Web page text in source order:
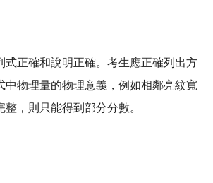
式正確和說明正確。考生應正確列出方
中物理量的物理意義，例如相鄰亮紋寬
，則只能得到部分分數。